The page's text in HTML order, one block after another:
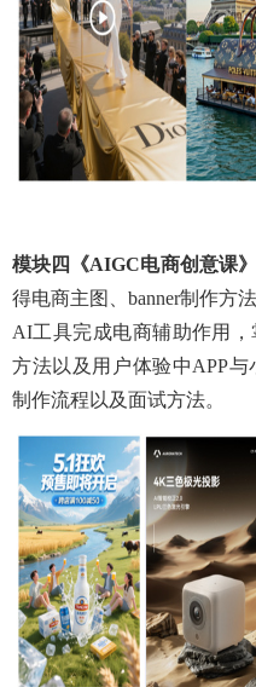
模块四 《AIGC电商创意课
得电商主图、banner制作方
AI工具完成电商辅助作用
方法以及用户体验中APP
制作流程以及面试方法。